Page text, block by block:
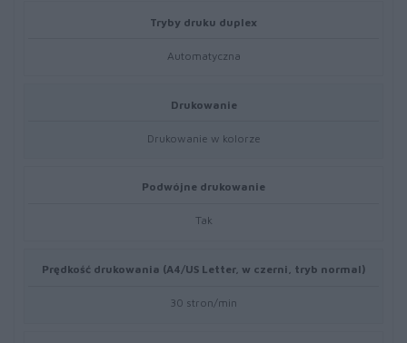
Tryby druku duplex
Automatyczna
Drukowanie
Drukowanie w kolorze
Podwójne drukowanie
Tak
Prędkość drukowania (A4/US Letter, w czerni, tryb normal)
30 stron/min